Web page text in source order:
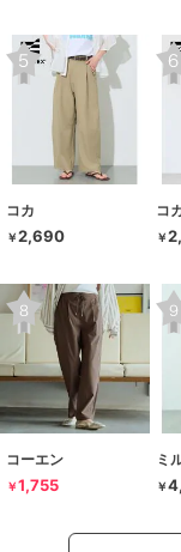
コカ
￥2,690
コ
￥
コーエン
￥1,755
ミ
￥